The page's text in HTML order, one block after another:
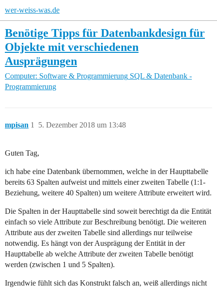
wer-weiss-was.de
Benötige Tipps für Datenbankdesign für
Objekte mit verschiedenen
Ausprägungen
Computer: Software & Programmierung SQL & Datenbank -
Programmierung
mpisan 5. Dezember 2018 um 13:48
1
Guten Tag,
ich habe eine Datenbank übernommen, welche in der Haupttabelle
bereits 63 Spalten aufweist und mittels einer zweiten Tabelle (1:1-
Beziehung, weitere 40 Spalten) um weitere Attribute erweitert wird.
Die Spalten in der Haupttabelle sind soweit berechtigt da die Entität
einfach so viele Attribute zur Beschreibung benötigt. Die weiteren
Attribute aus der zweiten Tabelle sind allerdings nur teilweise
notwendig. Es hängt von der Ausprägung der Entität in der
Haupttabelle ab welche Attribute der zweiten Tabelle benötigt
werden (zwischen 1 und 5 Spalten).
Irgendwie fühlt sich das Konstrukt falsch an, weiß allerdings nicht